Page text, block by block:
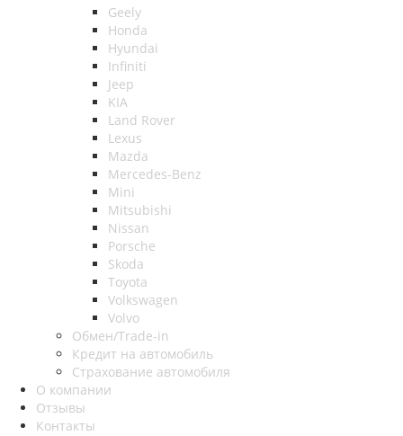
Geely
Honda
Hyundai
Infiniti
Jeep
KIA
Land Rover
Lexus
Mazda
Mercedes-Benz
Mini
Mitsubishi
Nissan
Porsche
Skoda
Toyota
Volkswagen
Volvo
Обмен/Trade-in
Кредит на автомобиль
Страхование автомобиля
О компании
Отзывы
Контакты